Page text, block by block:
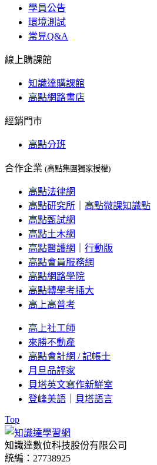
學員公告
環境測試
常見Q&A
線上購課館
知識達購課館
高點網路書店
經銷門市
高點分班
合作企業 (高點集團獨家授權)
高點法律網
高點研究所
高點微課知識點
高點甄試網
高點土木網
高點醫護網
行動版
高點會員服務網
高點網路學院
高點轉學考插大
高上高普考
高上社工師
來勝不動產
高點會計網 / 記帳士
月旦品評家
貝塔英文寫作新鮮室
登峰美語
貝塔語言
Top
知識達數位科技股份有限公司
統編：27738925